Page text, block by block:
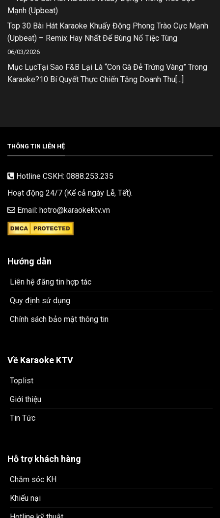
Top 30 Bài Hát Karaoke Khuấy Động Phong Trào Cực Mạnh
(Upbeat) – Remix Hay Nhất Để Bùng Nổ Tiệc Tùng
06/03/2026
Mục LụcTại Sao F&B Lại Là “Con Gà Đẻ Trứng Vàng” Trong
Karaoke?10 Bí Quyết Thực Chiến Tăng Doanh Thu[...]
THÔNG TIN LIÊN HỆ
Hotline CSKH: 0888.253.235
Hoạt động 24/7 (Kể cả ngày Lễ, Tết).
Email: hotro@karaokektv.vn
Hướng dẫn
Liên hệ đăng tin hợp tác
Quy định sử dụng
Chính sách bảo mật thông tin
Về Karaoke KTV
Toplist
Giới thiệu
Tin Tức
Hỗ trợ khách hàng
Chăm sóc KH
Khiếu nại